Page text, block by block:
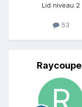
Lid niveau 2
53
Raycoupe